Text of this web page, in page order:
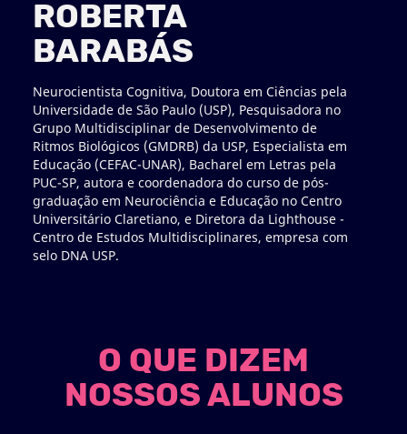
ROBERTA
BARABÁS
Neurocientista Cognitiva, Doutora em Ciências pela
Universidade de São Paulo (USP), Pesquisadora no
Grupo Multidisciplinar de Desenvolvimento de
Ritmos Biológicos (GMDRB) da USP, Especialista em
Educação (CEFAC-UNAR), Bacharel em Letras pela
PUC-SP, autora e coordenadora do curso de pós-
graduação em Neurociência e Educação no Centro
Universitário Claretiano, e Diretora da Lighthouse -
Centro de Estudos Multidisciplinares, empresa com
selo DNA USP.
O QUE DIZEM
NOSSOS ALUNOS